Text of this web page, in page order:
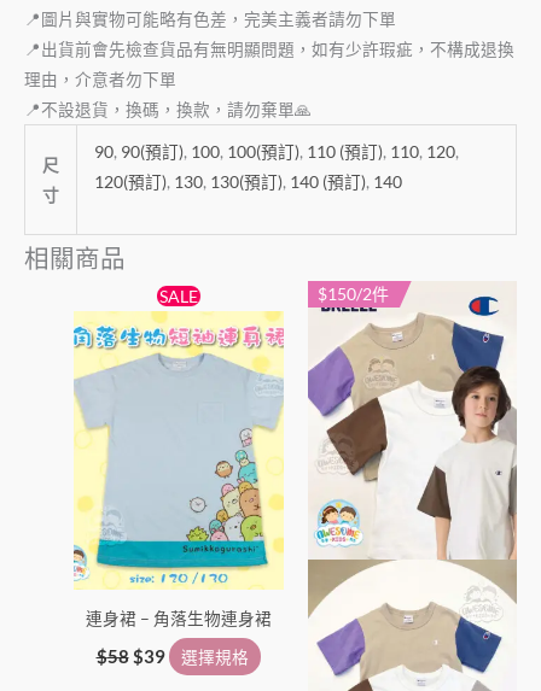
📍圖片與實物可能略有色差，完美主義者請勿下單
📍出貨前會先檢查貨品有無明顯問題，如有少許瑕疵，不構成退換
理由，介意者勿下單
📍不設退貨，換碼，換款，請勿棄單🙏
尺
寸
90, 90(預訂), 100, 100(預訂), 110 (預訂), 110, 120,
120(預訂), 130, 130(預訂), 140 (預訂), 140
相關商品
SALE
連身裙 – 角落生物連身裙
$58
始
價
格：
$58。
$39
目
前
價
格：
$39。
選擇規格
產
品
有
多
款
式。
可
在
產
品
頁
$150/2件
此
產
有
多
種
款
式。
在
產
品
頁
面